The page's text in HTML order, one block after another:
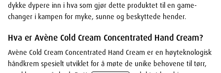
dykke dypere inn i hva som gjør dette produktet til en game-
changer i kampen for myke, sunne og beskyttede hender.
Hva er Avène Cold Cream Concentrated Hand Cream?
Avène Cold Cream Concentrated Hand Cream er en høyteknologisk
håndkrem spesielt utviklet for å møte de unike behovene til tørr,